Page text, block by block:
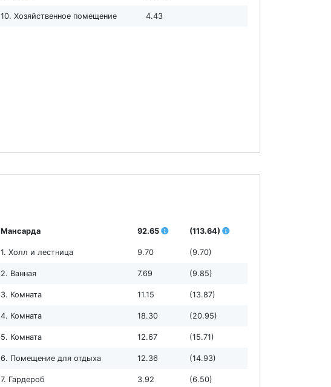
10. Хозяйственное помещение 4.43
Мансарда 92.65 (113.64)
1. Холл и лестница 9.70 (9.70)
2. Ванная 7.69 (9.85)
3. Комната 11.15 (13.87)
4. Комната 18.30 (20.95)
5. Комната 12.67 (15.71)
6. Помещение для отдыха 12.36 (14.93)
7. Гардероб 3.92 (6.50)